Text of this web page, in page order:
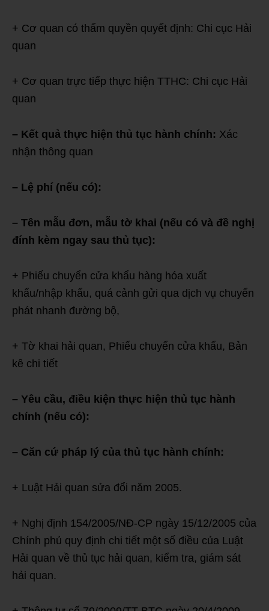
+ Cơ quan có thẩm quyền quyết định: Chi cục Hải
quan
+ Cơ quan trực tiếp thực hiện TTHC: Chi cục Hải
quan
– Kết quả thực hiện thủ tục hành chính: Xác
nhận thông quan
– Lệ phí (nếu có):
– Tên mẫu đơn, mẫu tờ khai (nếu có và đề nghị
đính kèm ngay sau thủ tục):
+ Phiếu chuyển cửa khẩu hàng hóa xuất
khẩu/nhập khẩu, quá cảnh gửi qua dịch vụ chuyển
phát nhanh đường bộ,
+ Tờ khai hải quan, Phiếu chuyển cửa khẩu, Bản
kê chi tiết
– Yêu cầu, điều kiện thực hiện thủ tục hành
chính (nếu có):
– Căn cứ pháp lý của thủ tục hành chính:
+ Luật Hải quan sửa đổi năm 2005.
+ Nghị định 154/2005/NĐ-CP ngày 15/12/2005 của
Chính phủ quy định chi tiết một số điều của Luật
Hải quan về thủ tục hải quan, kiểm tra, giám sát
hải quan.